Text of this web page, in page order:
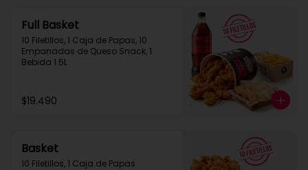
Full Basket
10 Filetillos, 1 Caja de Papas, 10
Empanadas de Queso Snack, 1
Bebida 1.5L
$19.490
Basket
10 Filetillos, 1 Caja de Papas